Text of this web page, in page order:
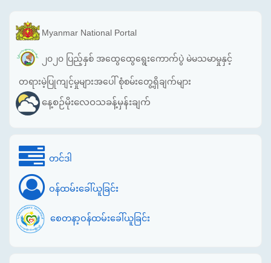
Myanmar National Portal
၂၀၂၀ ပြည့်နှစ် အထွေထွေရွေးကောက်ပွဲ မဲမသမာမှုနှင့်
တရားမဲ့ပြုကျင့်မှုများအပေါ် စုံစမ်းတွေ့ရှိချက်များ
နေ့စဉ်မိုးလေဝသခန့်မှန်းချက်
တင်ဒါ
ဝန်ထမ်းခေါ်ယူခြင်း
စေတနာ့ဝန်ထမ်းခေါ်ယူခြင်း